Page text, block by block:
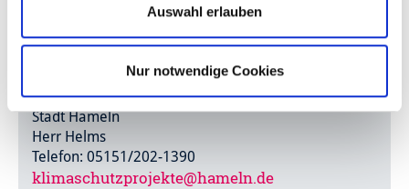
Auswahl erlauben
Nur notwendige Cookies
Forschungszentrum Jülich GmbH
Projektträger Jülich (PtJ) Außenstelle Berlin
Projektleitung:
Stadt Hameln
Herr Helms
Telefon: 05151/202-1390
klimaschutzprojekte@hameln.de